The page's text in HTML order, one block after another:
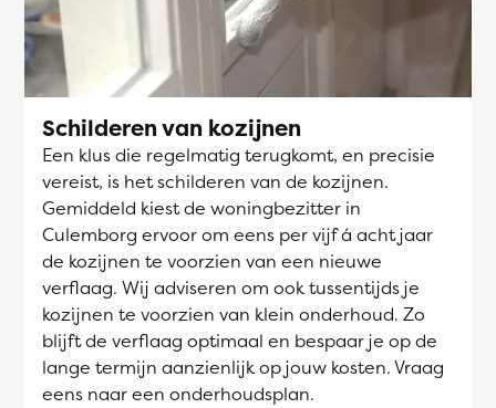
Schilderen van kozijnen
Een klus die regelmatig terugkomt, en precisie
vereist, is het schilderen van de kozijnen.
Gemiddeld kiest de woningbezitter in
Culemborg ervoor om eens per vijf á acht jaar
de kozijnen te voorzien van een nieuwe
verflaag. Wij adviseren om ook tussentijds je
kozijnen te voorzien van klein onderhoud. Zo
blijft de verflaag optimaal en bespaar je op de
lange termijn aanzienlijk op jouw kosten. Vraag
eens naar een onderhoudsplan.